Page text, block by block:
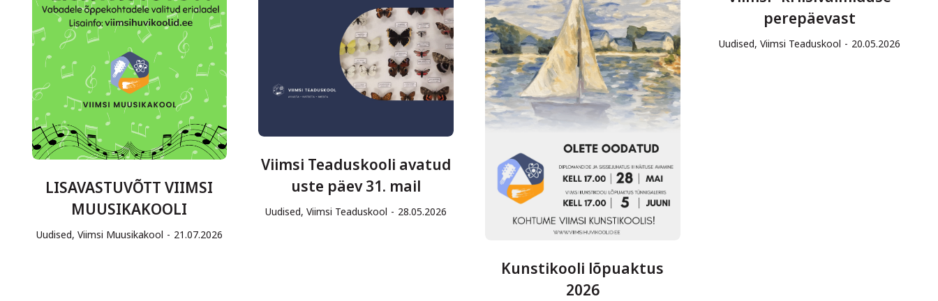
LISAVASTUVÕTT VIIMSI
MUUSIKAKOOLI
Uudised, Viimsi Muusikakool 21.07.2026
Viimsi Teaduskooli avatud
uste päev 31. mail
Uudised,Viimsi Teaduskool 28.05.2026
Kunstikooli lõpuaktus
2026
perepäevast
Uudised, Viimsi Teaduskool 20.05.2026